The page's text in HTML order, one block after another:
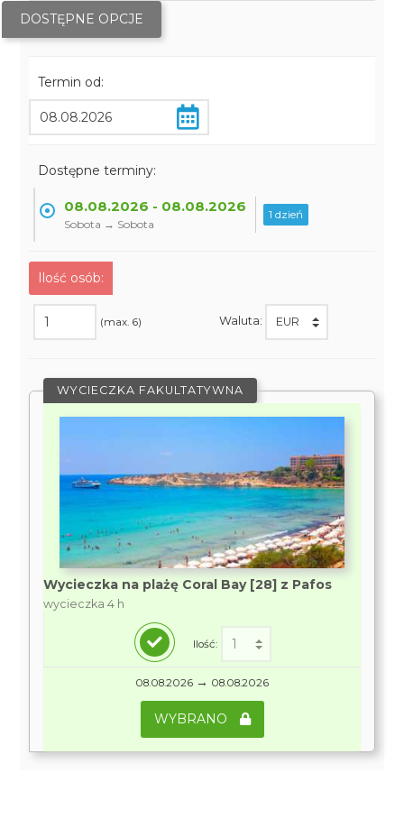
DOSTĘPNE OPCJE
Termin od:
Dostępne terminy:
08.08.2026 - 08.08.2026
Sobota → Sobota
1 dzień
Ilość osób:
(max. 6) Waluta:
WYCIECZKA FAKULTATYWNA
Wycieczka na plażę Coral Bay [28] z Pafos
wycieczka 4 h
Ilość:
08.08.2026 → 08.08.2026
WYBRANO